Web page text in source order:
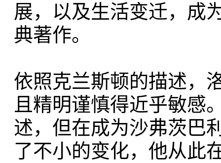
展，以及生活变迁，成
典著作。
依照克兰斯顿的描述，
且精明谨慎得近乎敏感
述，但在成为沙弗茨巴
了不小的变化，他从此